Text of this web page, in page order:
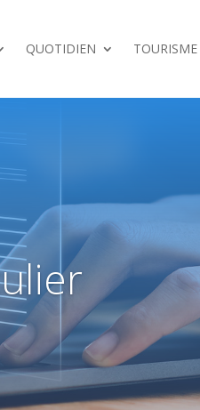
QUOTIDIEN TOURISME